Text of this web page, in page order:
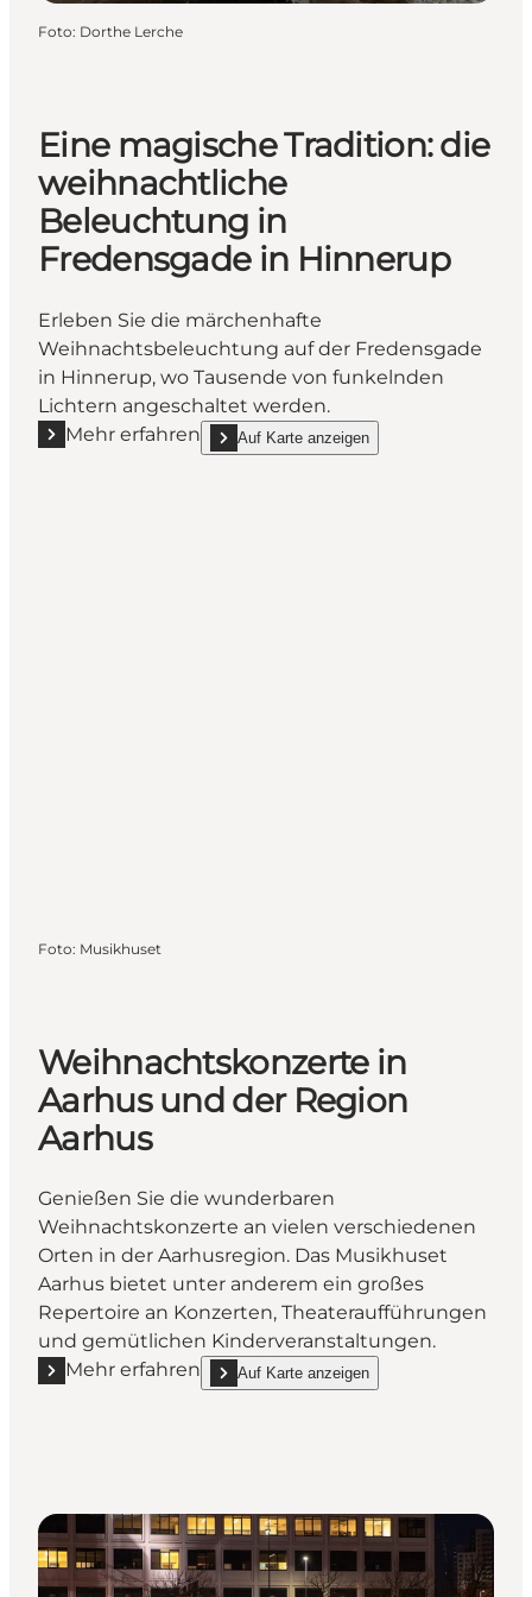
Foto: Dorthe Lerche
Eine magische Tradition: die
weihnachtliche
Beleuchtung in
Fredensgade in Hinnerup
Erleben Sie die märchenhafte
Weihnachtsbeleuchtung auf der Fredensgade
in Hinnerup, wo Tausende von funkelnden
Lichtern angeschaltet werden.
Mehr erfahren
Mehr erfahren "Eine magische Tradition: die
Auf Karte anzeigen
show Eine magische Tradition: die
Foto: Musikhuset
Weihnachtskonzerte in
Aarhus und der Region
Aarhus
Genießen Sie die wunderbaren
Weihnachtskonzerte an vielen verschiedenen
Orten in der Aarhusregion. Das Musikhuset
Aarhus bietet unter anderem ein großes
Repertoire an Konzerten, Theateraufführungen
und gemütlichen Kinderveranstaltungen.
Mehr erfahren
Mehr erfahren "Weihnachtskonzerte in Aarhus und
Auf Karte anzeigen
show Weihnachtskonzerte in Aarhus und der